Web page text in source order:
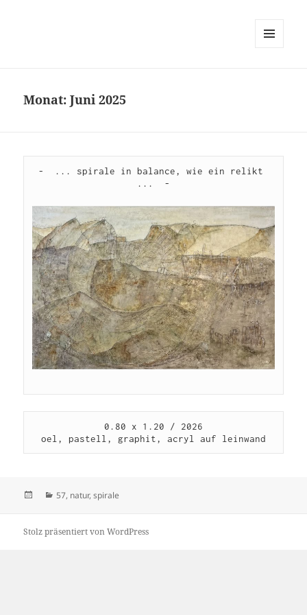
Monat:Juni 2025
-  ... spirale in balance, wie ein relikt
...  -
0.80 x 1.20 / 2026
oel, pastell, graphit, acryl auf leinwand
Veröffentlicht
Kategorien
57, natur,spirale
Stolz präsentiert von WordPress